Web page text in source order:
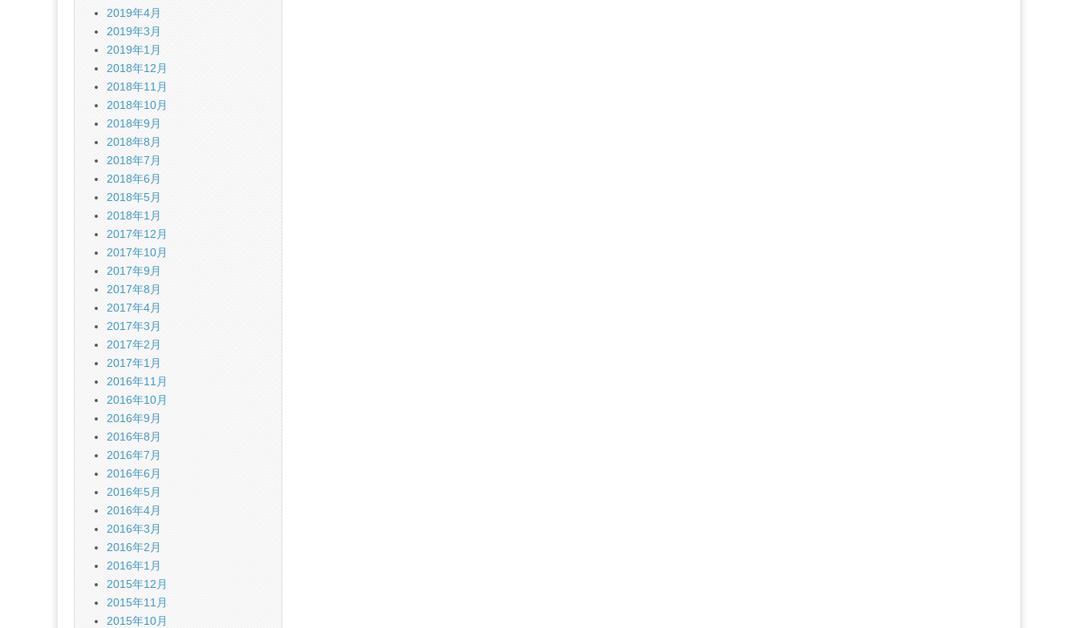
2019年4月
2019年3月
2019年1月
2018年12月
2018年11月
2018年10月
2018年9月
2018年8月
2018年7月
2018年6月
2018年5月
2018年1月
2017年12月
2017年10月
2017年9月
2017年8月
2017年4月
2017年3月
2017年2月
2017年1月
2016年11月
2016年10月
2016年9月
2016年8月
2016年7月
2016年6月
2016年5月
2016年4月
2016年3月
2016年2月
2016年1月
2015年12月
2015年11月
2015年10月